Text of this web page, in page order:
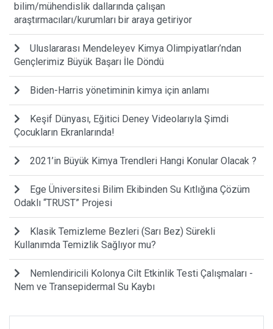
bilim/mühendislik dallarında çalışan
araştırmacıları/kurumları bir araya getiriyor
Uluslararası Mendeleyev Kimya Olimpiyatları’ndan
Gençlerimiz Büyük Başarı İle Döndü
Biden-Harris yönetiminin kimya için anlamı
Keşif Dünyası, Eğitici Deney Videolarıyla Şimdi
Çocukların Ekranlarında!
2021’in Büyük Kimya Trendleri Hangi Konular Olacak ?
Ege Üniversitesi Bilim Ekibinden Su Kıtlığına Çözüm
Odaklı “TRUST” Projesi
Klasik Temizleme Bezleri (Sarı Bez) Sürekli
Kullanımda Temizlik Sağlıyor mu?
Nemlendiricili Kolonya Cilt Etkinlik Testi Çalışmaları -
Nem ve Transepidermal Su Kaybı